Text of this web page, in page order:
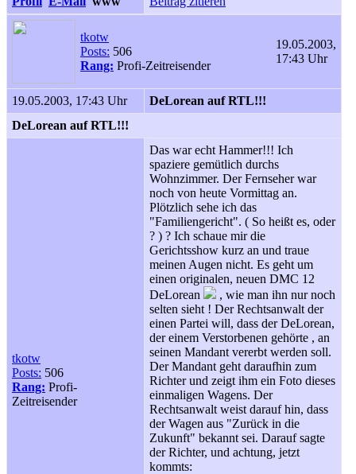
tkotw
Posts: 506
Rang: Profi-Zeitreisender
19.05.2003,
17:43 Uhr
19.05.2003, 17:43 Uhr
DeLorean auf RTL!!!
DeLorean auf RTL!!!
tkotw
Posts: 506
Rang: Profi-
Zeitreisender
Das war echt Hammer!!! Ich
spaziere gemütlich durchs
Wohnzimmer. Der Fernseher war
noch von heute Vormittag an.
Plötzlich sehe ich das
"Familiengericht". ( So heißt es, oder
? ) ? Ich schaue mir die
Gerichtsshow kurz an und traue
meinen Augen nicht. Es geht um
einen originalen, neuen DMC 12
DeLorean
, wie man ihn nur noch
selten sieht ! Der Rechtsanwalt der
einen Partei will, dass der DeLorean,
der einem Verstorbenen gehörte , an
seinen Mandant vererbt werden soll.
Der Mandant geht daraufhin zum
Richter und zeigt ihm ein Foto dieses
einmaligen Wagens. Der
Rechtsanwalt weist darauf hin, dass
der Wagen aus "Zurück in die
Zukunft" bekannt sei. Darauf sagte
der Richter, und achtung, jetzt
kommts: